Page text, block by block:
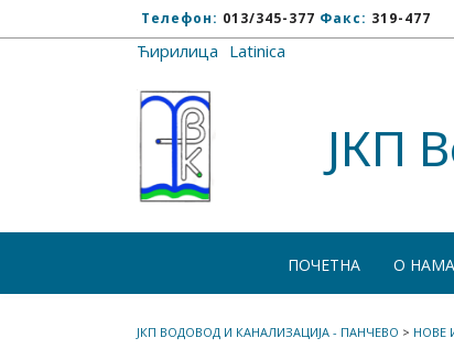
Телефон: 013/345-377 Факс: 319-477
Ћирилица Latinica
ЈКП
ПОЧЕТНА О НАМА
ЈКП ВОДОВОД И КАНАЛИЗАЦИЈА - ПАНЧЕВО > НОВЕ